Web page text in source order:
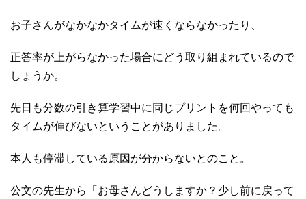
お子さんがなかなかタイムが速くならなかったり、
正答率が上がらなかった場合にどう取り組まれているので
しょうか。
先日も分数の引き算学習中に同じプリントを何回やっても
タイムが伸びないということがありました。
本人も停滞している原因が分からないとのこと。
公文の先生から「お母さんどうしますか？少し前に戻って